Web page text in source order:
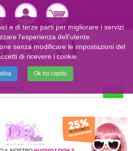
e di terze parti per migliorare i servizi
l'esperienza dell'utente.
senza modificare le impostazioni del
di ricevere i cookie.
Ok ho capito